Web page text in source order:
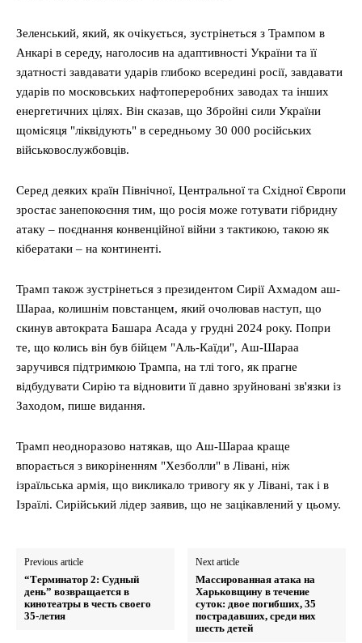
Зеленський, який, як очікується, зустрінеться з Трампом в
Анкарі в середу, наголосив на адаптивності України та її
здатності завдавати ударів глибоко всередині росії, завдавати
ударів по московських нафтопереробних заводах та інших
енергетичних цілях. Він сказав, що Збройні сили України
щомісяця "ліквідують" в середньому 30 000 російських
військовослужбовців.
Серед деяких країн Північної, Центральної та Східної Європи
зростає занепокоєння тим, що росія може готувати гібридну
атаку – поєднання конвенційної війни з тактикою, такою як
кібератаки – на континенті.
Трамп також зустрінеться з президентом Сирії Ахмадом аш-
Шараа, колишнім повстанцем, який очолював наступ, що
скинув автократа Башара Асада у грудні 2024 року. Попри
те, що колись він був бійцем "Аль-Каїди", Аш-Шараа
заручився підтримкою Трампа, на тлі того, як прагне
відбудувати Сирію та відновити її давно зруйновані зв'язки із
Заходом, пише видання.
Трамп неодноразово натякав, що Аш-Шараа краще
впорається з викоріненням "Хезболли" в Лівані, ніж
ізраїльська армія, що викликало тривогу як у Лівані, так і в
Ізраїлі. Сирійський лідер заявив, що не зацікавлений у цьому.
Previous article
“Терминатор 2: Судный
день” возвращается в
кинотеатры в честь своего
35-летия
Next article
Массированная атака на
Харьковщину в течение
суток: двое погибших, 35
пострадавших, среди них
шесть детей